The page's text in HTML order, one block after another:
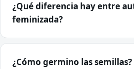
¿Qué diferencia hay entre
feminizada?
¿Cómo germino las semillas?